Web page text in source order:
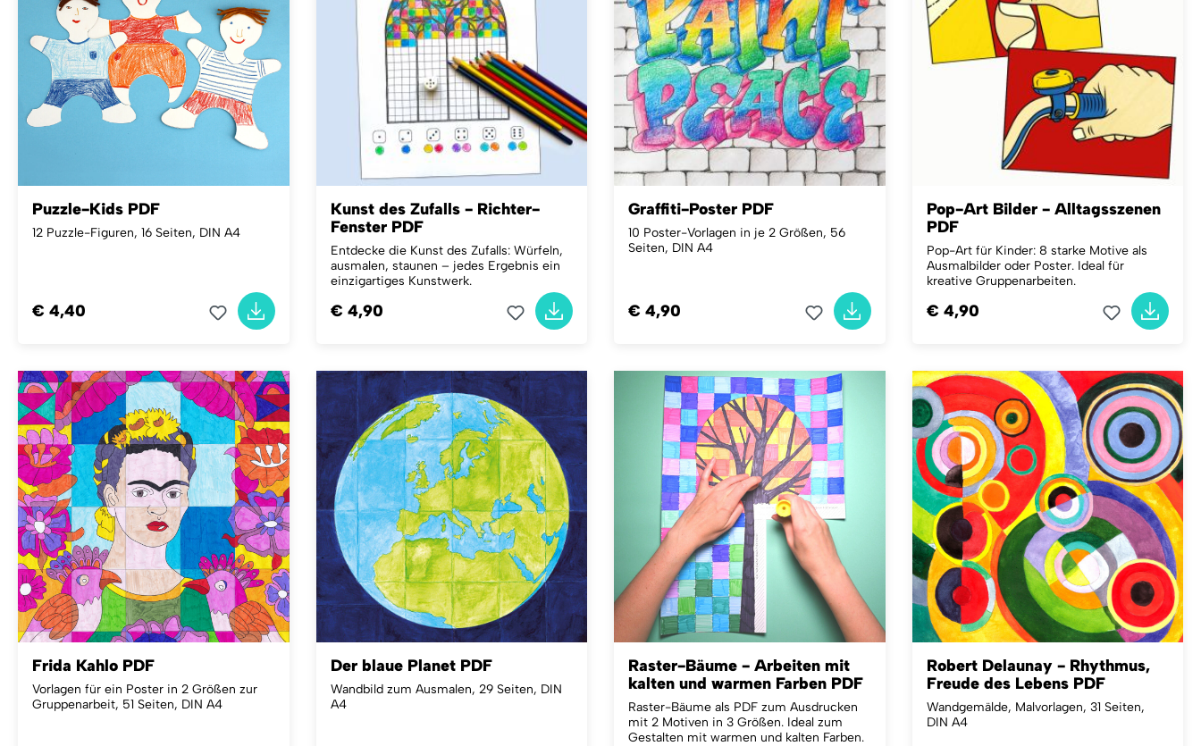
Puzzle-Kids PDF
12 Puzzle-Figuren, 16 Seiten, DIN A4
€ 4,40
Kunst des Zufalls - Richter-
Fenster PDF
Entdecke die Kunst des Zufalls: Würfeln,
ausmalen, staunen – jedes Ergebnis ein
einzigartiges Kunstwerk.
€ 4,90
Graffiti-Poster PDF
10 Poster-Vorlagen in je 2 Größen, 56
Seiten, DIN A4
€ 4,90
Pop-Art Bilder - Alltagsszenen
PDF
Pop-Art für Kinder: 8 starke Motive als
Ausmalbilder oder Poster. Ideal für
kreative Gruppenarbeiten.
€ 4,90
Frida Kahlo PDF
Vorlagen für ein Poster in 2 Größen zur
Gruppenarbeit, 51 Seiten, DIN A4
Der blaue Planet PDF
Wandbild zum Ausmalen, 29 Seiten, DIN
A4
Raster-Bäume - Arbeiten mit
kalten und warmen Farben PDF
Raster-Bäume als PDF zum Ausdrucken
mit 2 Motiven in 3 Größen. Ideal zum
Gestalten mit warmen und kalten Farben.
Robert Delaunay - Rhythmus,
Freude des Lebens PDF
Wandgemälde, Malvorlagen, 31 Seiten,
DIN A4